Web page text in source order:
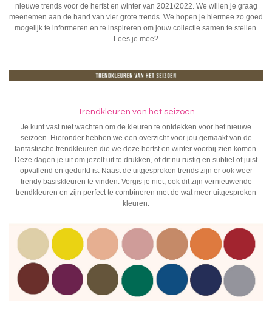
nieuwe trends voor de herfst en winter van 2021/2022. We willen je graag
meenemen aan de hand van vier grote trends. We hopen je hiermee zo goed
mogelijk te informeren en te inspireren om jouw collectie samen te stellen.
Lees je mee?
Trendkleuren van het seizoen
Je kunt vast niet wachten om de kleuren te ontdekken voor het nieuwe
seizoen. Hieronder hebben we een overzicht voor jou gemaakt van de
fantastische trendkleuren die we deze herfst en winter voorbij zien komen.
Deze dagen je uit om jezelf uit te drukken, of dit nu rustig en subtiel of juist
opvallend en gedurfd is. Naast de uitgesproken trends zijn er ook weer
trendy basiskleuren te vinden. Vergis je niet, ook dit zijn vernieuwende
trendkleuren en zijn perfect te combineren met de wat meer uitgesproken
kleuren.